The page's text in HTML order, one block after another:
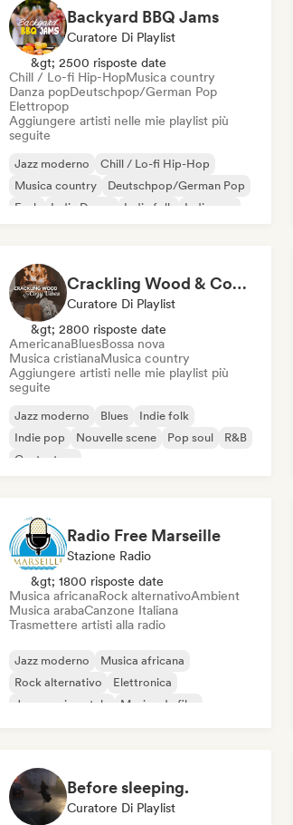
Backyard BBQ Jams
Curatore Di Playlist
&gt; 2500 risposte date
Chill / Lo-fi Hip-HopMusica country
Danza popDeutschpop/German Pop
Elettropop
Aggiungere artisti nelle mie playlist più
seguite
Jazz moderno
Chill / Lo-fi Hip-Hop
Musica country
Deutschpop/German Pop
Funk
Indie Dance Indie folk Indie pop
Crackling Wood & Cozy Vibes 🔥 Singer-Songwriter, Dream Pop & Bedroom Pop
Curatore Di Playlist
&gt; 2800 risposte date
AmericanaBluesBossa nova
Musica cristianaMusica country
Aggiungere artisti nelle mie playlist più
seguite
Jazz moderno Blues
Indie folk
Indie pop
Nouvelle scene Pop soul
R&B
Cantautore
Radio Free Marseille
Stazione Radio
&gt; 1800 risposte date
Musica africanaRock alternativoAmbient
Musica arabaCanzone Italiana
Trasmettere artisti alla radio
Jazz moderno
Musica africana
Rock alternativo
Elettronica
Jazz sperimentale
Musica da film
Before sleeping.
Curatore Di Playlist